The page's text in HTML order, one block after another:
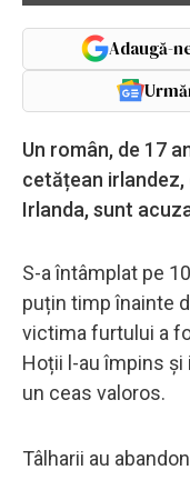
Adaugă-
Un român, de 17
cetățean irlandez,
Irlanda, sunt
S-a întâmplat pe
puțin timp înainte
victima furtului a
Hoții l-au împins și
un ceas valoros.
Tâlharii au